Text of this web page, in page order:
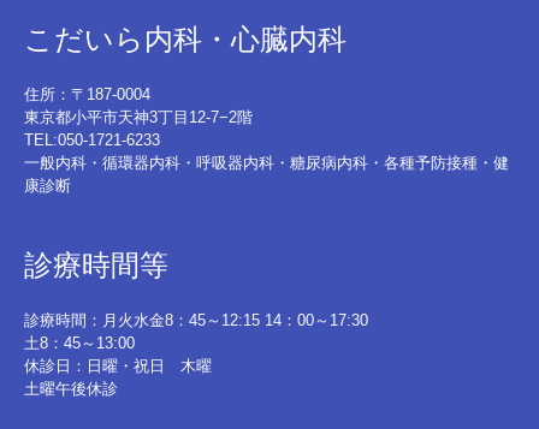
こだいら内科・心臓内科
住所：〒187-0004
東京都小平市天神3丁目12-7−2階
TEL:050-1721-6233
一般内科・循環器内科・呼吸器内科・糖尿病内科・各種予防接種・健
康診断
診療時間等
診療時間：月火水金8：45～12:15 14：00～17:30
土8：45～13:00
休診日：日曜・祝日 木曜
土曜午後休診